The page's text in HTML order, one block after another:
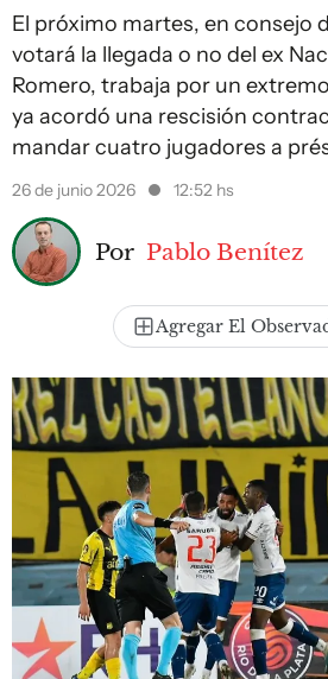
El próximo martes, en consejo
votará la llegada o no del ex
Romero, trabaja por un
ya acordó una rescisión
mandar cuatro jugadores a
26 de junio 2026 12:52 hs
Por Pablo Benítez
Agregar El